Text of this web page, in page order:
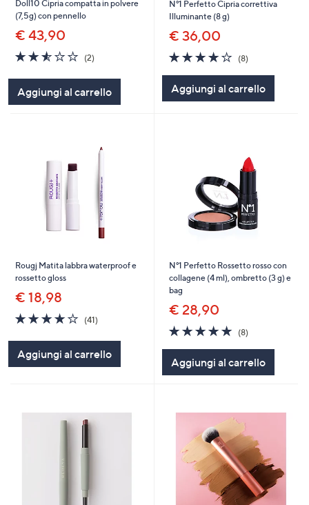
Doll10 Cipria compatta in polvere
(7,5g) con pennello
€ 43,90
2.5
of
5
Stars
(2)2
Aggiungi al carrello
N°1 Perfetto Cipria correttiva
Illuminante (8 g)
€ 36,00
4.0
of
Stars
(8)8
Aggiungi al carrello
Rougj Matita labbra waterproof e
rossetto gloss
€ 18,98
4.1
of
5
Stars
(41)
Aggiungi al carrello
N°1 Perfetto Rossetto rosso con
collagene (4 ml), ombretto (3 g) e
bag
€ 28,90
4.9
of
Stars
(8)8
Aggiungi al carrello